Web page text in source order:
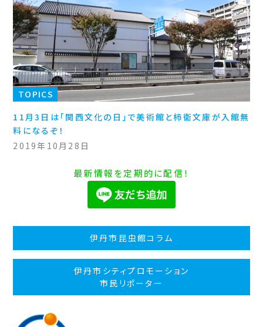
TOPICS
11月3日は「関西文化の日」で美術館と柿衞文庫が入館無
料になるぞ！
2019年10月28日
最新情報を定期的に配信！
伊丹市昆虫館コラム
伊丹市シティプロモーション
市民リポーター